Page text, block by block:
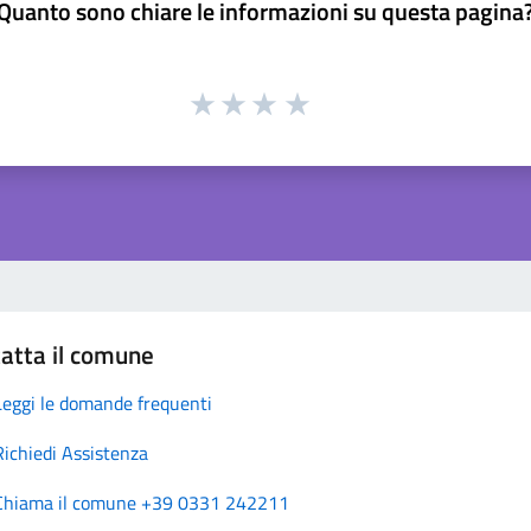
sono chiare le informazioni su questa
il comune
le domande frequenti
Assistenza
il comune +39 0331 242211